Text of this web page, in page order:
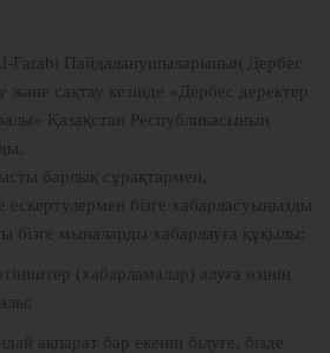
Farabi Пайдаланушыларының Дербес
және сақтау кезінде «Дербес деректер
Қазақстан Республикасының
барлық сұрақтармен,
ескертулермен бізге хабарласуыңызды
мыналарды хабарлауға құқылы:
(хабарламалар) алуға өзінің
ақпарат бар екенін білуге, бізде